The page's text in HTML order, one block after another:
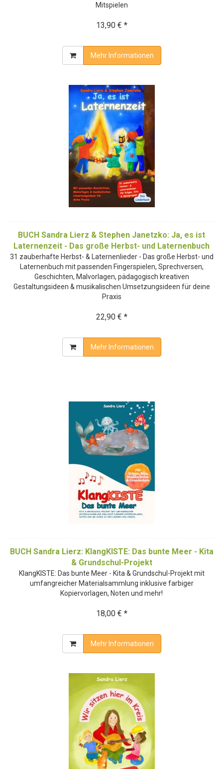
Mitspielen
13,90 € *
Mehr Informationen
BUCH Sandra Lierz & Stephen Janetzko: Ja, es ist
Laternenzeit - Das große Herbst- und Laternenbuch
31 zauberhafte Herbst- & Laternenlieder - Das große Herbst- und
Laternenbuch mit passenden Fingerspielen, Sprechversen,
Geschichten, Malvorlagen, pädagogisch kreativen
Gestaltungsideen & musikalischen Umsetzungsideen für deine
Praxis
22,90 € *
Mehr Informationen
BUCH Sandra Lierz: KlangKISTE: Das bunte Meer - Kita
& Grundschul-Projekt
KlangKISTE: Das bunte Meer - Kita & Grundschul-Projekt mit
umfangreicher Materialsammlung inklusive farbiger
Kopiervorlagen, Noten und mehr!
18,00 € *
Mehr Informationen